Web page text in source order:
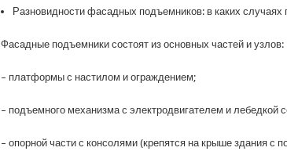
Разновидности фасадных подъемников: в каких случаях
Фасадные подъемники состоят из основных частей и узлов:
– платформы с настилом и ограждением;
– подъемного механизма с электродвигателем и лебедкой
– опорной части с консолями (крепятся на крыше здания с